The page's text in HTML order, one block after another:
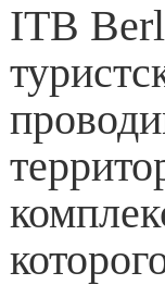
ITB